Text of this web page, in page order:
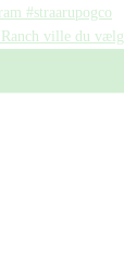
ville du vælg